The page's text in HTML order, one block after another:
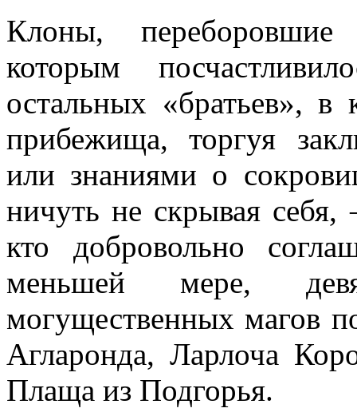
Клоны,
которым
остальных «братьев», в
прибежища, торгуя
или знаниями о
ничуть не скрывая
кто добровольно
меньшей мере,
могущественных магов
Агларонда, Ларлоча
Плаща из Подгорья.